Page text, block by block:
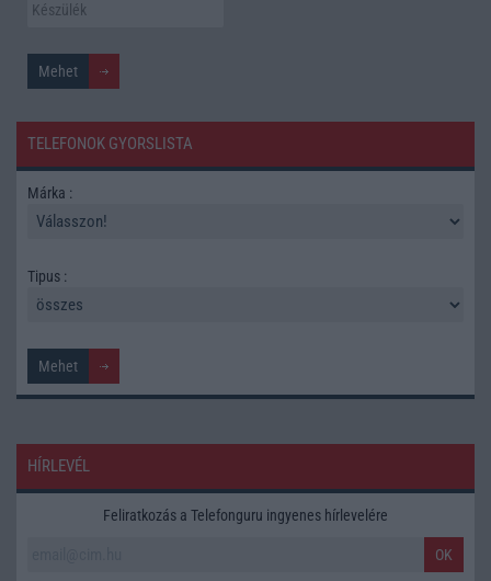
TELEFONOK GYORSLISTA
Márka :
Tipus :
HÍRLEVÉL
Feliratkozás a Telefonguru ingyenes hírlevelére
OK